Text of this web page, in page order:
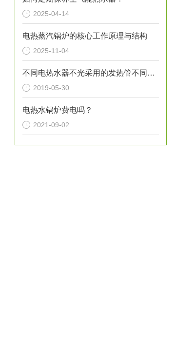
2025-04-14
电热蒸汽锅炉的核心工作原理与结构
2025-11-04
不同电热水器不光采用的发热管不同，其绝缘材料也有所不同
2019-05-30
电热水锅炉费电吗？
2021-09-02